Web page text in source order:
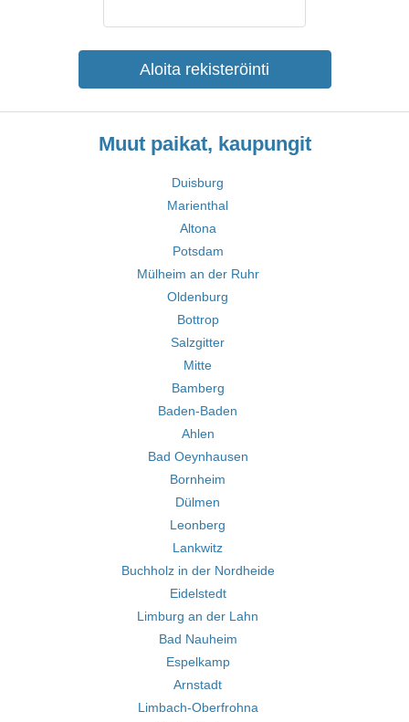
Aloita rekisteröinti
Muut paikat, kaupungit
Duisburg
Marienthal
Altona
Potsdam
Mülheim an der Ruhr
Oldenburg
Bottrop
Salzgitter
Mitte
Bamberg
Baden-Baden
Ahlen
Bad Oeynhausen
Bornheim
Dülmen
Leonberg
Lankwitz
Buchholz in der Nordheide
Eidelstedt
Limburg an der Lahn
Bad Nauheim
Espelkamp
Arnstadt
Limbach-Oberfrohna